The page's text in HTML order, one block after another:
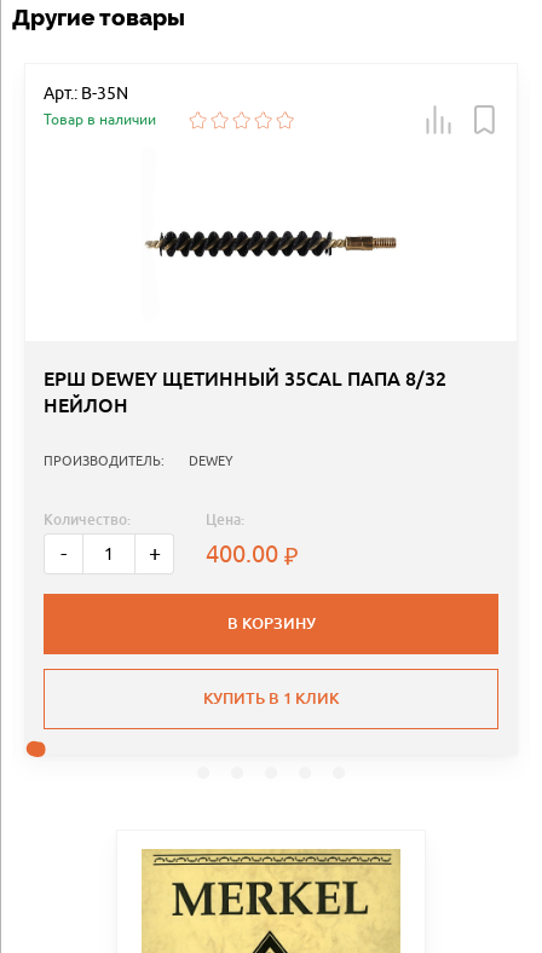
Другие товары
Арт.: B-35N
Товар в наличии
ЕРШ DEWEY ЩЕТИННЫЙ 35CAL ПАПА 8/32
НЕЙЛОН
ПРОИЗВОДИТЕЛЬ: DEWEY
Количество:
- +
Цена:
400.00
В КОРЗИНУ
КУПИТЬ В 1 КЛИК